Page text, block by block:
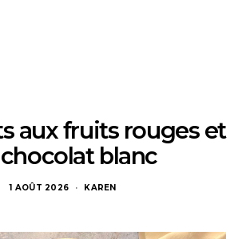
aux fruits rouges et
blanc
1 AOÛT 2026 KAREN